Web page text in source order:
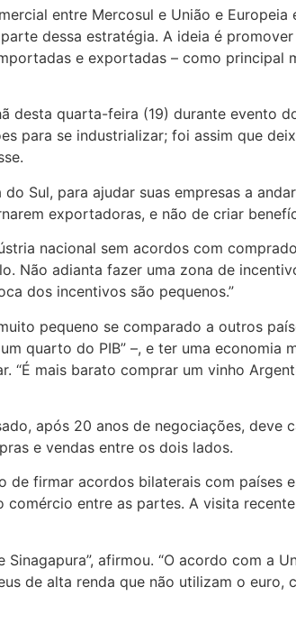
entre Mercosul e União e
dessa estratégia. A ideia é
e exportadas – como principal
desta quarta-feira (19) durante evento
para se industrializar; foi assim que
Sul, para ajudar suas empresas a
exportadoras, e não de criar
nacional sem acordos com
Não adianta fazer uma zona de
dos incentivos são pequenos.”
pequeno se comparado a outros
quarto do PIB” –, e ter uma economia
“É mais barato comprar um vinho
após 20 anos de negociações, deve
e vendas entre os dois lados.
firmar acordos bilaterais com países
entre as partes. A visita
afirmou. “O acordo com a
de alta renda que não utilizam o euro,